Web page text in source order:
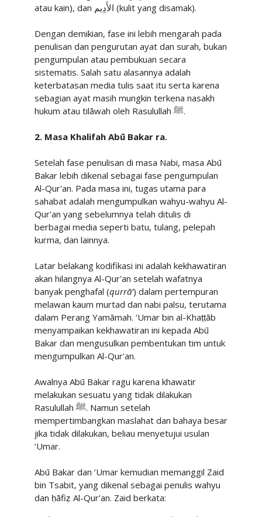
atau kain), dan الأَدِيم (kulit yang disamak).
Dengan demikian, fase ini lebih mengarah pada
penulisan dan pengurutan ayat dan surah, bukan
pengumpulan atau pembukuan secara
sistematis. Salah satu alasannya adalah
keterbatasan media tulis saat itu serta karena
sebagian ayat masih mungkin terkena nasakh
hukum atau tilāwah oleh Rasulullah ﷺ.
2. Masa Khalifah Abū Bakar ra.
Setelah fase penulisan di masa Nabi, masa Abū
Bakar lebih dikenal sebagai fase pengumpulan
Al-Qur'an. Pada masa ini, tugas utama para
sahabat adalah mengumpulkan wahyu-wahyu Al-
Qur'an yang sebelumnya telah ditulis di
berbagai media seperti batu, tulang, pelepah
kurma, dan lainnya.
Latar belakang kodifikasi ini adalah kekhawatiran
akan hilangnya Al-Qur'an setelah wafatnya
banyak penghafal (qurrā’) dalam pertempuran
melawan kaum murtad dan nabi palsu, terutama
dalam Perang Yamāmah. ‘Umar bin al-Khaṭṭāb
menyampaikan kekhawatiran ini kepada Abū
Bakar dan mengusulkan pembentukan tim untuk
mengumpulkan Al-Qur'an.
Awalnya Abū Bakar ragu karena khawatir
melakukan sesuatu yang tidak dilakukan
Rasulullah ﷺ. Namun setelah
mempertimbangkan maslahat dan bahaya besar
jika tidak dilakukan, beliau menyetujui usulan
‘Umar.
Abū Bakar dan ‘Umar kemudian memanggil Zaid
bin Tsabit, yang dikenal sebagai penulis wahyu
dan ḥāfiẓ Al-Qur'an. Zaid berkata: